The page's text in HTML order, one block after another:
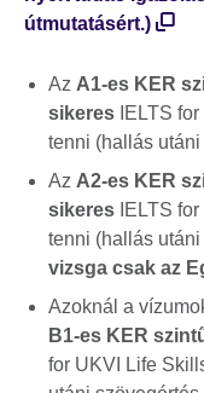
útmutatásért.)
Az A1-es KER
sikeres IELTS
tenni (hallás
Az A2-es KER
sikeres IELTS
tenni (hallás
vizsga csak az
Azoknál a
B1-es KER
for UKVI Life